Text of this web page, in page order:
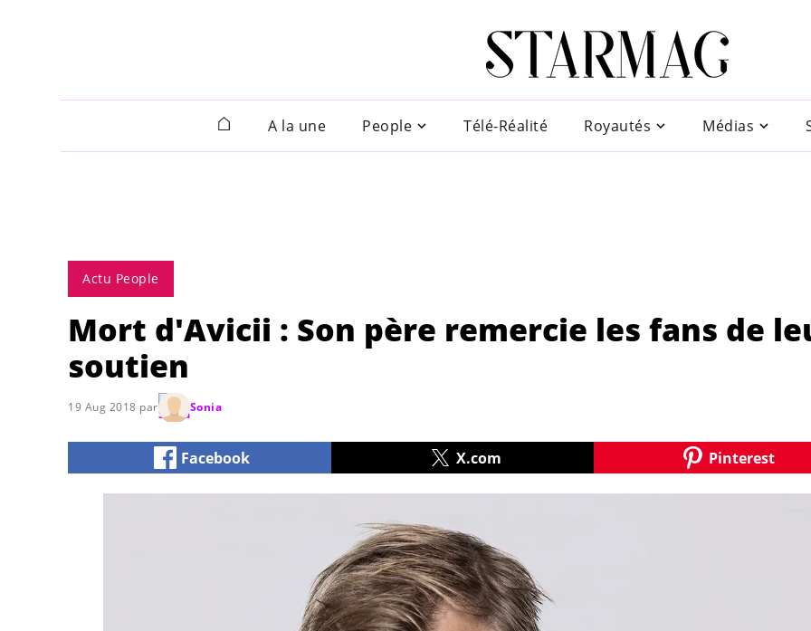
A la une People Télé-Réalité Royautés Médias
Actu People
Mort d'Avicii : Son père remercie les fans de
soutien
19 Aug 2018 par Sonia
Facebook X.com Pinterest